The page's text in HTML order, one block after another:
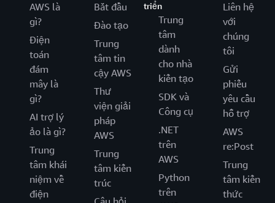
AWS là
gì?
Điện
toán
đám
mây là
gì?
AI trợ lý
ảo là gì?
Trung
tâm khái
niệm về
điện
Bắt đầu
Đào tạo
Trung
tâm tin
cậy AWS
Thư
viện giải
pháp
AWS
Trung
tâm kiến
trúc
triển
Trung
tâm
dành
cho nhà
kiến tạo
SDK và
Công cụ
.NET
trên
AWS
Python
trên
Liên hệ
với
chúng
tôi
Gửi
phiếu
yêu cầu
hỗ trợ
AWS
re:Post
Trung
tâm kiến
thức